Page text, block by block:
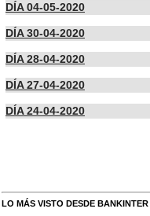
DÍA 04-05-2020
DÍA 30-04-2020
DÍA 28-04-2020
DÍA 27-04-2020
DÍA 24-04-2020
LO MÁS VISTO DESDE BANKINTER